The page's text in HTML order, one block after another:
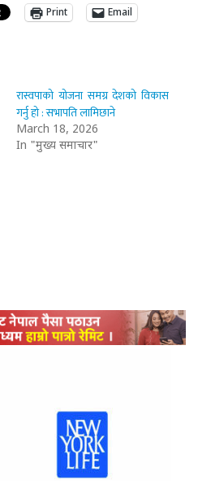
Print Email
रास्वपाको योजना समग्र देशको विकास
गर्नु हो : सभापति लामिछाने
March 18, 2026
In "मुख्य समाचार"